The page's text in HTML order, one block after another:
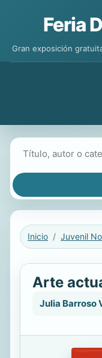
Feria
Gran exposición
Inicio Juvenil
Arte
Julia Barroso